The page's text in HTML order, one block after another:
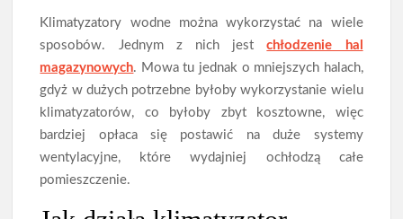
Klimatyzatory wodne można wykorzystać na wiele
sposobów. Jednym z nich jestchłodzenie hal
magazynowych. Mowa tu jednak o mniejszych halach,
gdyż w dużych potrzebne byłoby wykorzystanie wielu
klimatyzatorów, co byłoby zbyt kosztowne, więc
bardziej opłaca się postawić na duże systemy
wentylacyjne, które wydajniej ochłodzą całe
pomieszczenie.